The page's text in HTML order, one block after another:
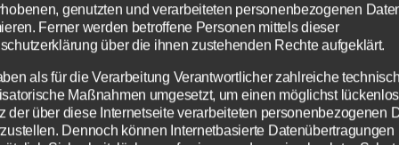
des Menschen war frei.
misstraute seinem Schöpfer.
wirklich gesagt?“
Zum Betrieb der Seite notwendige Cookies:
Name
PHP Session Cookie
Zweck
Absicherung Kontaktformular / SPAM
Schutz
Cookie Name
PHPSESSID
Datenschutzeinstellungen
Wir nutzen Cookies auf unserer Website. Einige von ihnen
sind essenziell, während andere uns helfen, diese Website
und Ihre Erfahrung zu verbessern.
Notwendig Info Statistiken Info
genutzten und verarbeiteten personenbezogenen
Ferner werden betroffene Personen mittels dieser
über die ihnen zustehenden Rechte aufgeklärt.
als für die Verarbeitung Verantwortlicher zahlreiche
Maßnahmen umgesetzt, um einen möglichst
der über diese Internetseite verarbeiteten personenbezogenen
Dennoch können Internetbasierte Datenübertragungen